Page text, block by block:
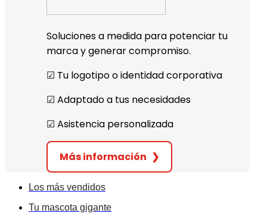
Soluciones a medida para potenciar tu
marca y generar compromiso.
☑︎ Tu logotipo o identidad corporativa
☑︎ Adaptado a tus necesidades
☑︎ Asistencia personalizada
Más información ❯
Los más vendidos
Tu mascota gigante